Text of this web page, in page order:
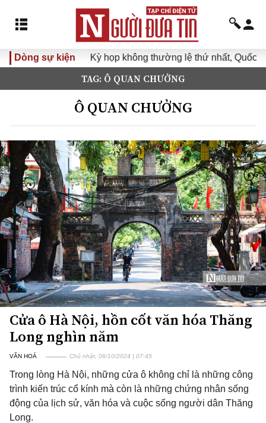
Dòng sự kiện Kỳ họp không thường lệ thứ nhất, Quốc hội
TAG: Ô QUAN CHƯỞNG
Ô QUAN CHƯỞNG
Cửa ô Hà Nội, hồn cốt văn hóa Thăng
Long nghìn năm
VĂN HOÁ Chủ nhật, 06/10/2024 | 07:45
Trong lòng Hà Nội, những cửa ô không chỉ là những công
trình kiến trúc cổ kính mà còn là những chứng nhân sống
động của lịch sử, văn hóa và cuộc sống người dân Thăng
Long.